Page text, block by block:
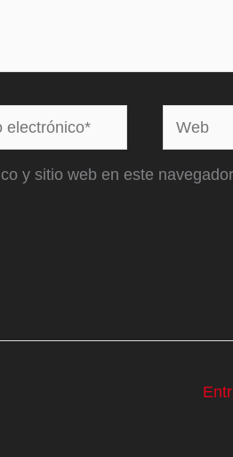
Web
y sitio web en este